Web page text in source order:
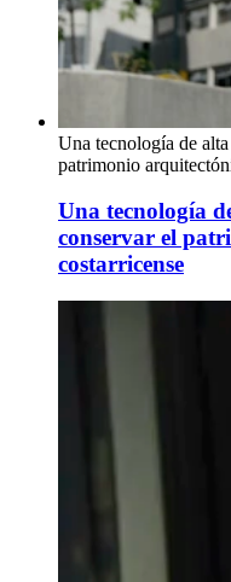
Una tecnología de
patrimonio
Una tecnología
conservar el
costarricense